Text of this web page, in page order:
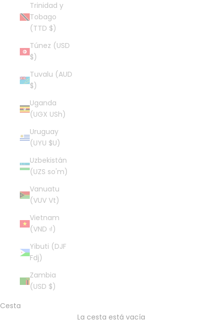
Trinidad y
Tobago
(TTD $)
Túnez (USD
$)
Tuvalu (AUD
$)
Uganda
(UGX USh)
Uruguay
(UYU $U)
Uzbekistán
(UZS so'm)
Vanuatu
(VUV Vt)
Vietnam
(VND ₫)
Yibuti (DJF
Fdj)
Zambia
(USD $)
Cesta
La cesta está vacía